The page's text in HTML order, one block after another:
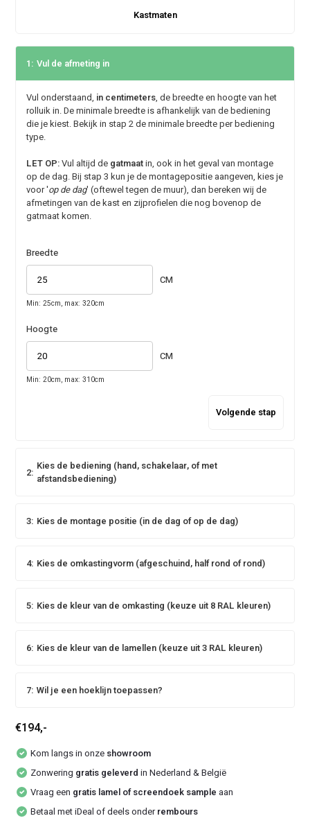
Kastmaten
1: Vul de afmeting in
Vul onderstaand, in centimeters, de breedte en hoogte van het
rolluik in. De minimale breedte is afhankelijk van de bediening
die je kiest. Bekijk in stap 2 de minimale breedte per bediening
type.
LET OP:Vul altijd de gatmaatin, ook in het geval van montage
op de dag. Bij stap 3 kun je de montagepositie aangeven, kies je
voor 'op de dag' (oftewel tegen de muur), dan bereken wij de
afmetingen van de kast en zijprofielen die nog bovenop de
gatmaat komen.
Breedte
CM
Min: 25cm, max: 320cm
Hoogte
CM
Min: 20cm, max: 310cm
Volgende stap
2: Kies de bediening (hand, schakelaar, of met
afstandsbediening)
3: Kies de montage positie (in de dag of op de dag)
4: Kies de omkastingvorm (afgeschuind, half rond of rond)
5: Kies de kleur van de omkasting (keuze uit 8 RAL kleuren)
6: Kies de kleur van de lamellen (keuze uit 3 RAL kleuren)
7: Wil je een hoeklijn toepassen?
€194,-
Kom langs in onze showroom
Zonwering gratis geleverd in Nederland & België
Vraag een gratis lamel of screendoek sample aan
Betaal met iDeal of deels onderrembours